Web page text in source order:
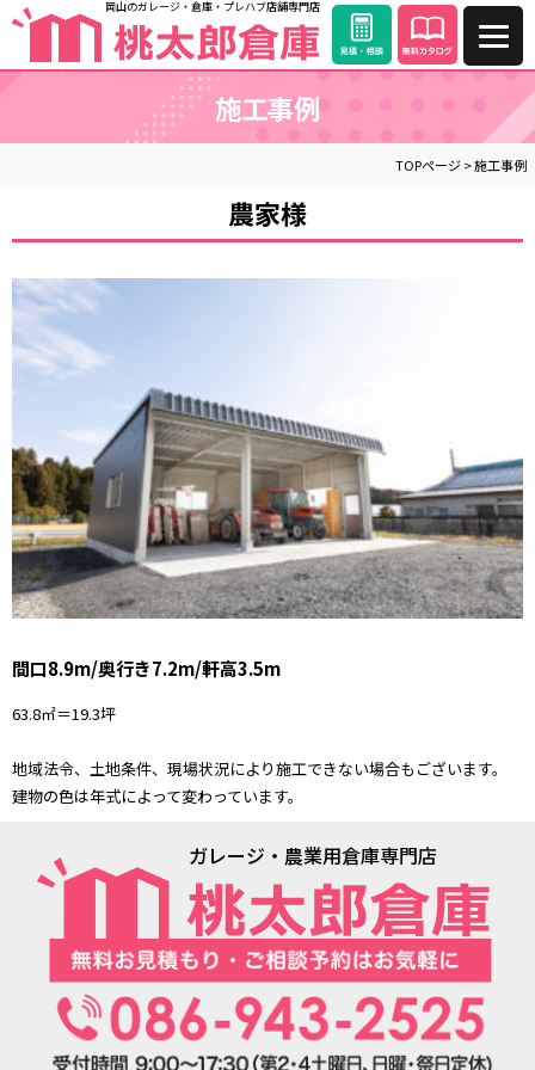
岡山のガレージ・倉庫・プレハブ店舗専門店
施工事例
TOPページ>施工事例
農家様
間口8.9m/奥行き7.2m/軒高3.5m
63.8㎡＝19.3坪
地域法令、土地条件、現場状況により施工できない場合もございます。
建物の色は年式によって変わっています。
ガレージ・農業用倉庫専門店